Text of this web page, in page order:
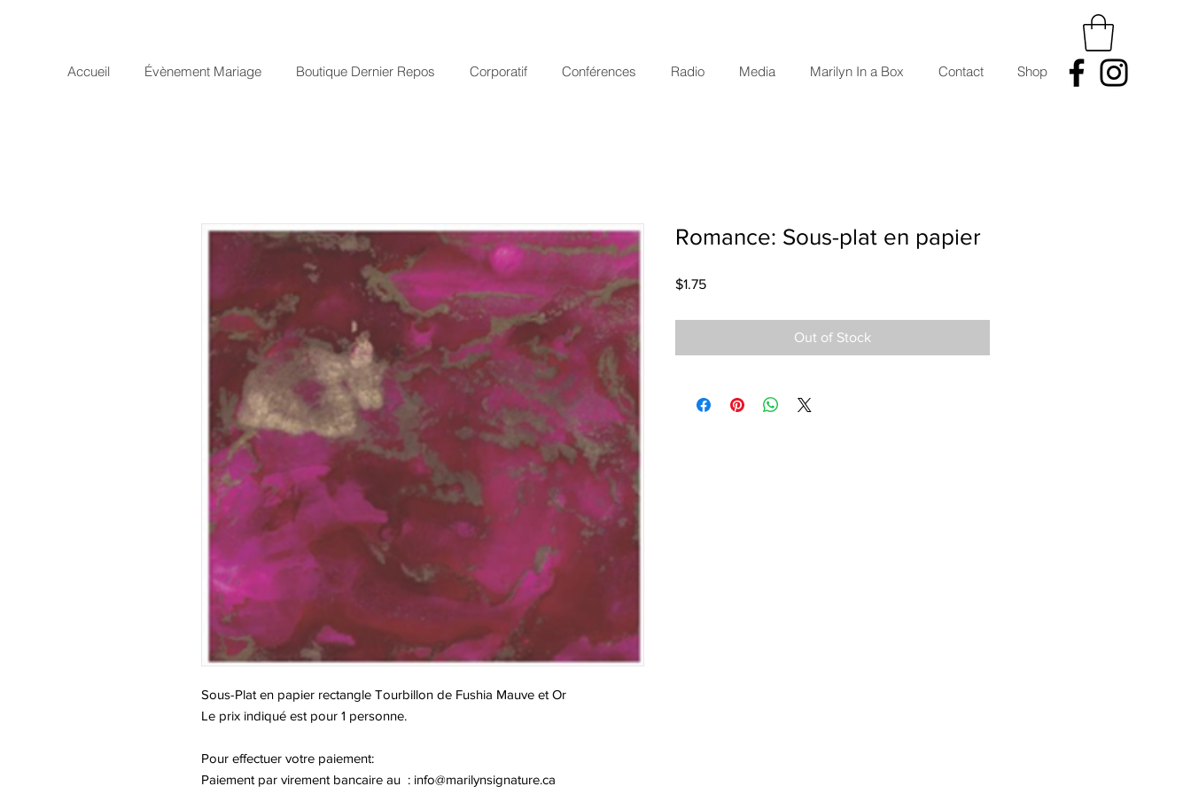
Accueil Évènement Mariage Boutique Dernier Repos Corporatif Conférences Radio Media Marilyn In a Box Contact Shop
Sous-Plat en papier rectangle Tourbillon de Fushia Mauve et Or
Le prix indiqué est pour 1 personne.
Pour effectuer votre paiement:
Paiement par virement bancaire au : info@marilynsignature.ca
Romance: Sous-plat en papier
$1.75Price
Out of Stock